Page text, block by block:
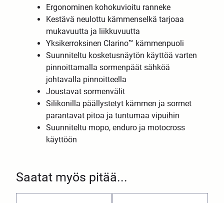
Saatat myös pitää...
Ergonominen kohokuvioitu ranneke
Kestävä neulottu kämmenselkä tarjoaa
mukavuutta ja liikkuvuutta
Yksikerroksinen Clarino™ kämmenpuoli
Suunniteltu kosketusnäytön käyttöä varten
pinnoittamalla sormenpäät sähköä
johtavalla pinnoitteella
Joustavat sormenvälit
Silikonilla päällystetyt kämmen ja sormet
parantavat pitoa ja tuntumaa vipuihin
Suunniteltu mopo, enduro ja motocross
käyttöön